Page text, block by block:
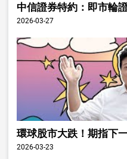
中信證券特約：即市輪
2026-03-27
環球股市大跌！期指下
2026-03-23